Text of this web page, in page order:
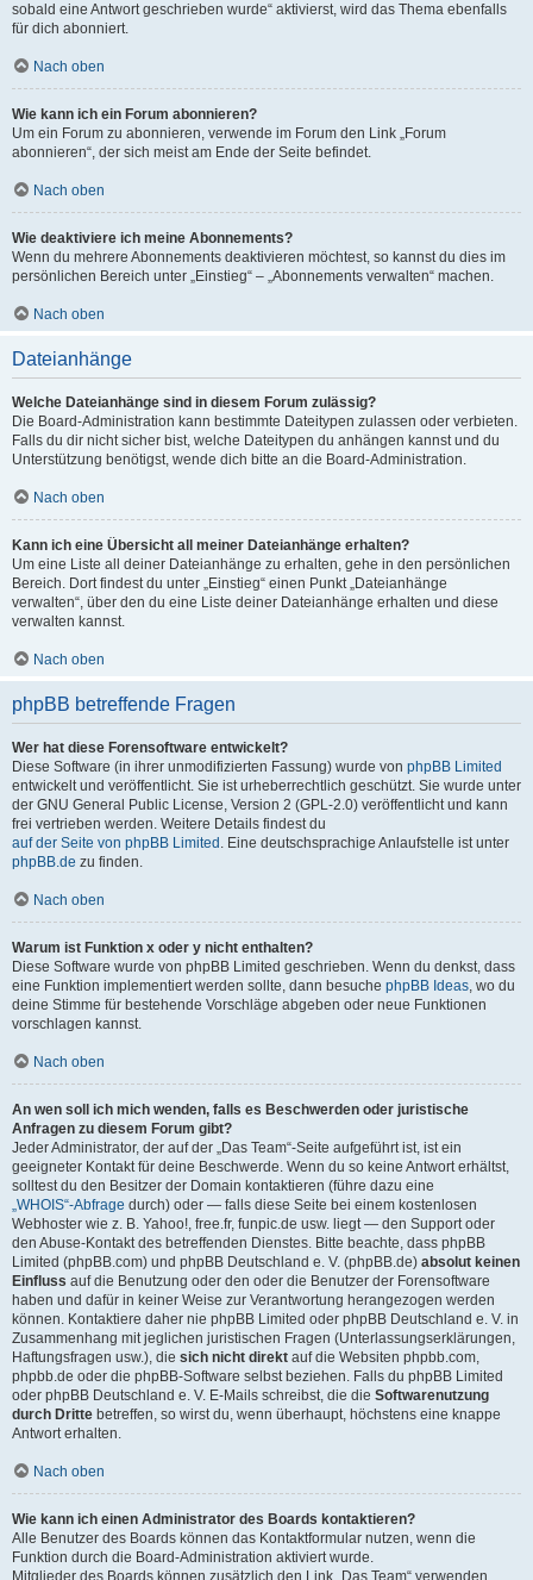
sobald eine Antwort geschrieben wurde“ aktivierst, wird das Thema ebenfalls
für dich abonniert.
Nach oben
Wie kann ich ein Forum abonnieren?
Um ein Forum zu abonnieren, verwende im Forum den Link „Forum
abonnieren“, der sich meist am Ende der Seite befindet.
Nach oben
Wie deaktiviere ich meine Abonnements?
Wenn du mehrere Abonnements deaktivieren möchtest, so kannst du dies im
persönlichen Bereich unter „Einstieg“ – „Abonnements verwalten“ machen.
Nach oben
Dateianhänge
Welche Dateianhänge sind in diesem Forum zulässig?
Die Board-Administration kann bestimmte Dateitypen zulassen oder verbieten.
Falls du dir nicht sicher bist, welche Dateitypen du anhängen kannst und du
Unterstützung benötigst, wende dich bitte an die Board-Administration.
Nach oben
Kann ich eine Übersicht all meiner Dateianhänge erhalten?
Um eine Liste all deiner Dateianhänge zu erhalten, gehe in den persönlichen
Bereich. Dort findest du unter „Einstieg“ einen Punkt „Dateianhänge
verwalten“, über den du eine Liste deiner Dateianhänge erhalten und diese
verwalten kannst.
Nach oben
phpBB betreffende Fragen
Wer hat diese Forensoftware entwickelt?
Diese Software (in ihrer unmodifizierten Fassung) wurde von phpBB Limited
entwickelt und veröffentlicht. Sie ist urheberrechtlich geschützt. Sie wurde unter
der GNU General Public License, Version 2 (GPL-2.0) veröffentlicht und kann
frei vertrieben werden. Weitere Details findest du
auf der Seite von phpBB Limited . Eine deutschsprachige Anlaufstelle ist unter
phpBB.de zu finden.
Nach oben
Warum ist Funktion x oder y nicht enthalten?
Diese Software wurde von phpBB Limited geschrieben. Wenn du denkst, dass
eine Funktion implementiert werden sollte, dann besuche phpBB Ideas, wo du
deine Stimme für bestehende Vorschläge abgeben oder neue Funktionen
vorschlagen kannst.
Nach oben
An wen soll ich mich wenden, falls es Beschwerden oder juristische
Anfragen zu diesem Forum gibt?
Jeder Administrator, der auf der „Das Team“-Seite aufgeführt ist, ist ein
geeigneter Kontakt für deine Beschwerde. Wenn du so keine Antwort erhältst,
solltest du den Besitzer der Domain kontaktieren (führe dazu eine
„WHOIS“-Abfrage durch) oder — falls diese Seite bei einem kostenlosen
Webhoster wie z. B. Yahoo!, free.fr, funpic.de usw. liegt — den Support oder
den Abuse-Kontakt des betreffenden Dienstes. Bitte beachte, dass phpBB
Limited (phpBB.com) und phpBB Deutschland e. V. (phpBB.de) absolut keinen
Einfluss auf die Benutzung oder den oder die Benutzer der Forensoftware
haben und dafür in keiner Weise zur Verantwortung herangezogen werden
können. Kontaktiere daher nie phpBB Limited oder phpBB Deutschland e. V. in
Zusammenhang mit jeglichen juristischen Fragen (Unterlassungserklärungen,
Haftungsfragen usw.), die sich nicht direkt auf die Websiten phpbb.com,
phpbb.de oder die phpBB-Software selbst beziehen. Falls du phpBB Limited
oder phpBB Deutschland e. V. E-Mails schreibst, die die Softwarenutzung
durch Dritte betreffen, so wirst du, wenn überhaupt, höchstens eine knappe
Antwort erhalten.
Nach oben
Wie kann ich einen Administrator des Boards kontaktieren?
Alle Benutzer des Boards können das Kontaktformular nutzen, wenn die
Funktion durch die Board-Administration aktiviert wurde.
Mitglieder des Boards können zusätzlich den Link „Das Team“ verwenden.